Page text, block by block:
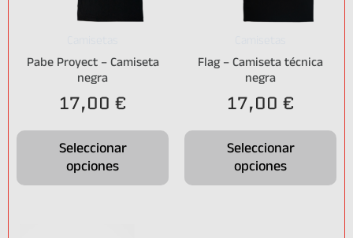
Pabe Proyect – Camiseta
negra
17,00 €
Seleccionar
opciones
Flag – Camiseta técnica
negra
17,00 €
Seleccionar
opciones